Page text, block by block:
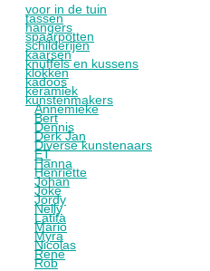
voor in de tuin
tassen
hangers
spaarpotten
schilderijen
kaarsen
knuffels en kussens
klokken
kadoos
keramiek
kunstenmakers
Annemieke
Bert
Dennis
Derk Jan
Diverse kunstenaars
ET
Hanna
Henriëtte
Johan
Joke
Jordy
Nelly
Latifa
Mario
Myra
Nicolas
René
Rob